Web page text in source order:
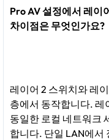
Pro AV 설정에서 레이
차이점은 무엇인가요?
레이어 2 스위치와 레
층에서 동작합니다. 레
동일한 로컬 네트워크
합니다. 단일 LAN에서